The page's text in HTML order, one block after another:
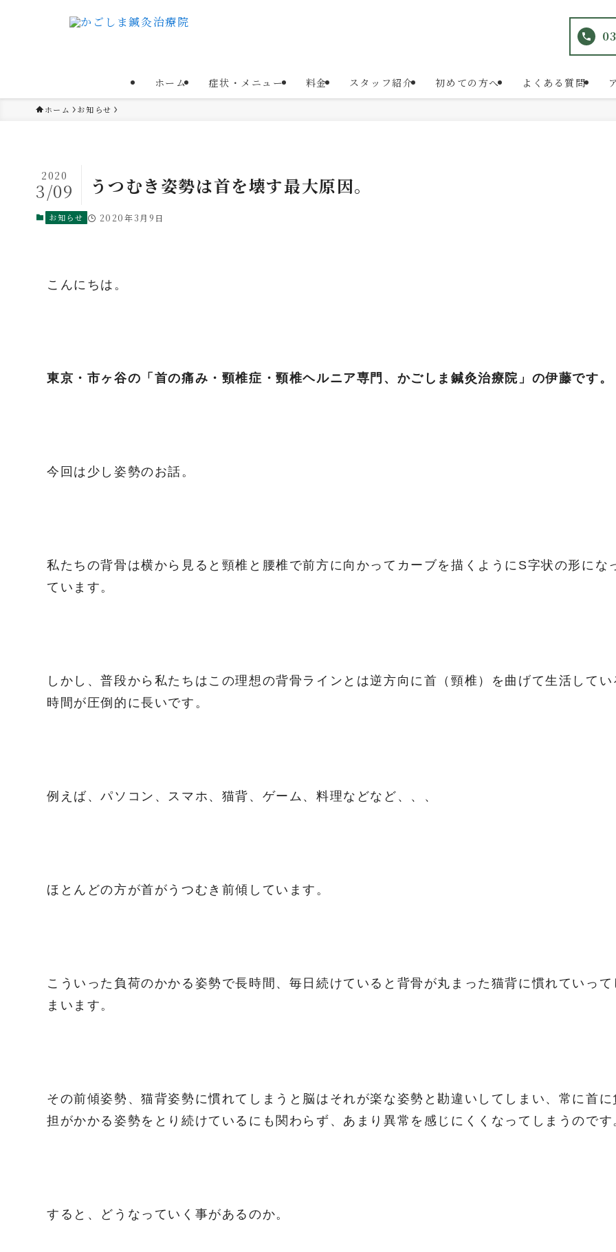
ホーム 症状・メニュー 料金 スタッフ紹介 初めての方へ よくある質問
ホーム お知らせ
うつむき姿勢は首を壊す最大原因。
2020
3/09
お知らせ 2020年3月9日
こんにちは。
東京・市ヶ谷の「首の痛み・頸椎症・頸椎ヘルニア専門、かごしま鍼灸治療院」の伊藤です。
今回は少し姿勢のお話。
私たちの背骨は横から見ると頸椎と腰椎で前方に向かってカーブを描くようにS字状の形にな
ています。
しかし、普段から私たちはこの理想の背骨ラインとは逆方向に首（頸椎）を曲げて生活してい
時間が圧倒的に長いです。
例えば、パソコン、スマホ、猫背、ゲーム、料理などなど、、、
ほとんどの方が首がうつむき前傾しています。
こういった負荷のかかる姿勢で長時間、毎日続けていると背骨が丸まった猫背に慣れていって
まいます。
その前傾姿勢、猫背姿勢に慣れてしまうと脳はそれが楽な姿勢と勘違いしてしまい、常に首に
担がかかる姿勢をとり続けているにも関わらず、あまり異常を感じにくくなってしまうのです
すると、どうなっていく事があるのか。